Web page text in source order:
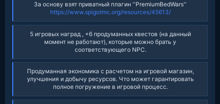
За основу взят приватный плагин ''PremiumBedWars''
https://www.spigotmc.org/resources/45613/
5 игровых наград , +6 продуманных квестов (на данный
момент не работают), которые можно брать у
соответствующего NPC.​
Продуманная экономика с расчетом на игровой магазин,
улучшения и добычу ресурсов. Что может гарантировать
полное погружение в игровой процесс.​